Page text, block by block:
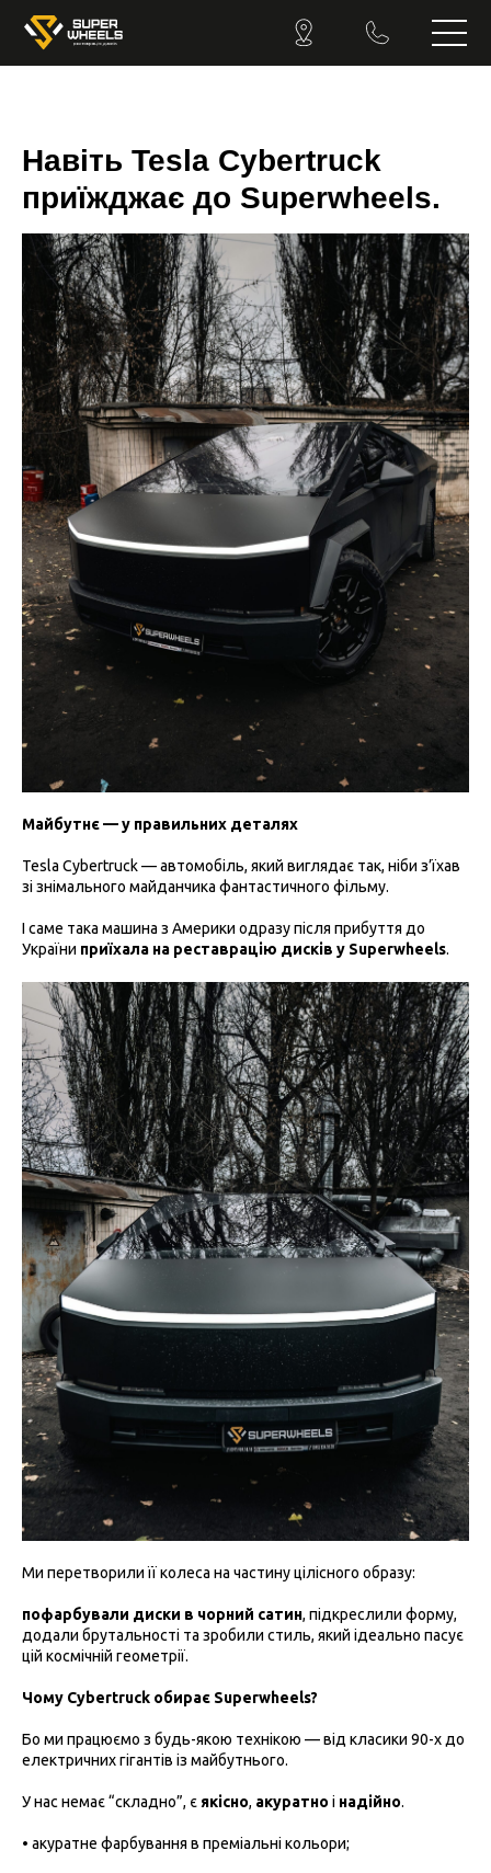
Навіть Tesla Cybertruck
приїжджає до Superwheels.
Майбутнє — у правильних деталях
Tesla Cybertruck — автомобіль, який виглядає так, ніби з’їхав
зі знімального майданчика фантастичного фільму.
І саме така машина з Америки одразу після прибуття до
України приїхала на реставрацію дисків у Superwheels.
Ми перетворили її колеса на частину цілісного образу:
пофарбували диски в чорний сатин, підкреслили форму,
додали брутальності та зробили стиль, який ідеально пасує
цій космічній геометрії.
Чому Cybertruck обирає Superwheels?
Бо ми працюємо з будь-якою технікою — від класики 90-х до
електричних гігантів із майбутнього.
У нас немає “складно”, є якісно, акуратно і надійно.
• акуратне фарбування в преміальні кольори;